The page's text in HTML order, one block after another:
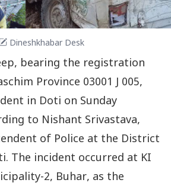
Dineshkhabar Desk
bearing the registration
Province 03001 J 005,
in Doti on Sunday
to Nishant Srivastava,
of Police at the District
The incident occurred at KI
2, Buhar, as the